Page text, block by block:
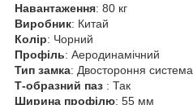
Навантаження: 80 кг
Виробник: Китай
Колір: Чорний
Профіль: Аеродинамічний
Тип замка: Двостороння
Т-образний паз : Так
Ширина профілю: 55 мм